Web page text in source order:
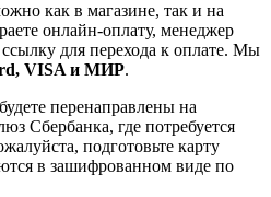
как в магазине, так и на
онлайн-оплату, менеджер
для перехода к оплате. Мы
VISA и МИР.
перенаправлены на
Сбербанка, где потребуется
подготовьте карту
в зашифрованном виде по